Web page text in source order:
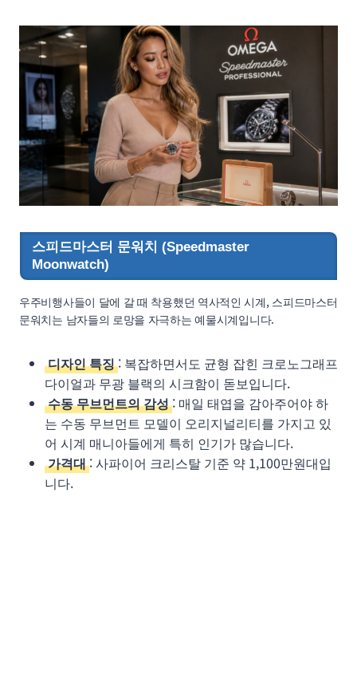
스피드마스터 문워치 (Speedmaster
Moonwatch)
우주비행사들이 달에 갈 때 착용했던 역사적인 시계, 스피드마스터
문워치는 남자들의 로망을 자극하는 예물시계입니다.
디자인 특징 : 복잡하면서도 균형 잡힌 크로노그래프
다이얼과 무광 블랙의 시크함이 돋보입니다.
수동 무브먼트의 감성 : 매일 태엽을 감아주어야 하
는 수동 무브먼트 모델이 오리지널리티를 가지고 있
어 시계 매니아들에게 특히 인기가 많습니다.
가격대 : 사파이어 크리스탈 기준 약 1,100만원대입
니다.